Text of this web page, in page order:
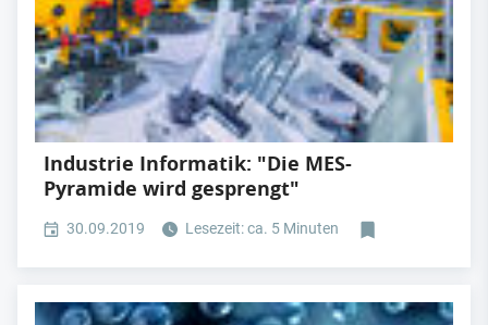
Industrie Informatik: "Die MES-
Pyramide wird gesprengt"
30.09.2019 Lesezeit: ca. 5 Minuten